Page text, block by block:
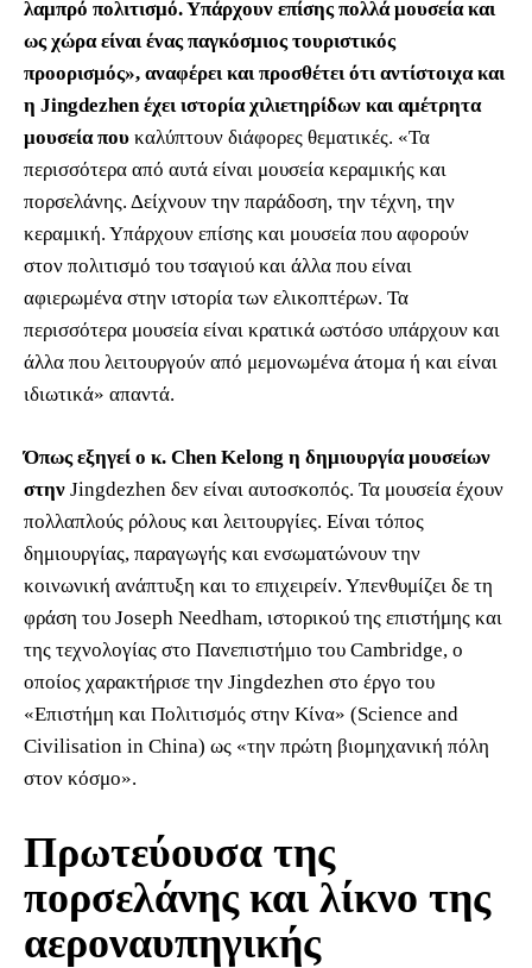
λαμπρό πολιτισμό. Υπάρχουν επίσης πολλά μουσεία και
ως χώρα είναι ένας παγκόσμιος τουριστικός
προορισμός», αναφέρει και προσθέτει ότι αντίστοιχα και
η Jingdezhen έχει ιστορία χιλιετηρίδων και αμέτρητα
μουσεία που καλύπτουν διάφορες θεματικές. «Τα
περισσότερα από αυτά είναι μουσεία κεραμικής και
πορσελάνης. Δείχνουν την παράδοση, την τέχνη, την
κεραμική. Υπάρχουν επίσης και μουσεία που αφορούν
στον πολιτισμό του τσαγιού και άλλα που είναι
αφιερωμένα στην ιστορία των ελικοπτέρων. Τα
περισσότερα μουσεία είναι κρατικά ωστόσο υπάρχουν και
άλλα που λειτουργούν από μεμονωμένα άτομα ή και είναι
ιδιωτικά» απαντά.
Όπως εξηγεί ο κ. Chen Kelong η δημιουργία μουσείων
στην Jingdezhen δεν είναι αυτοσκοπός. Τα μουσεία έχουν
πολλαπλούς ρόλους και λειτουργίες. Είναι τόπος
δημιουργίας, παραγωγής και ενσωματώνουν την
κοινωνική ανάπτυξη και το επιχειρείν. Υπενθυμίζει δε τη
φράση του Joseph Needham, ιστορικού της επιστήμης και
της τεχνολογίας στο Πανεπιστήμιο του Cambridge, ο
οποίος χαρακτήρισε την Jingdezhen στο έργο του
«Επιστήμη και Πολιτισμός στην Κίνα» (Science and
Civilisation in China) ως «την πρώτη βιομηχανική πόλη
στον κόσμο».
Πρωτεύουσα της
πορσελάνης και λίκνο της
αεροναυπηγικής